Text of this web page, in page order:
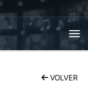
VOLVER